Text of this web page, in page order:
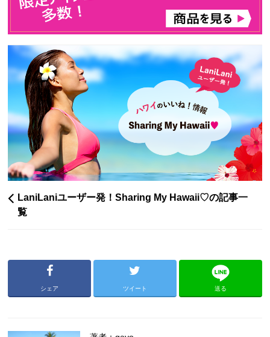
LaniLaniユーザー発！Sharing My Hawaii♡の記事一
覧
シェア ツイート 送る